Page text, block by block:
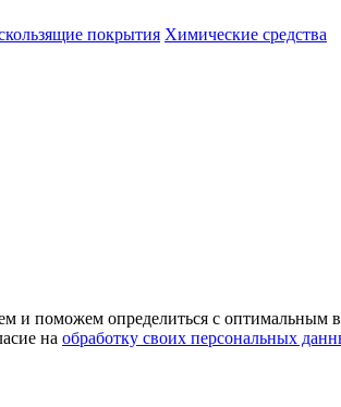
покрытия Химические средства
и поможем определиться с оптимальным
на обработку своих персональных